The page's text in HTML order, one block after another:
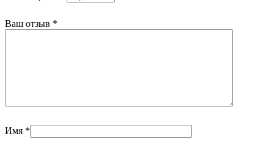
Ваш отзыв *
Имя *